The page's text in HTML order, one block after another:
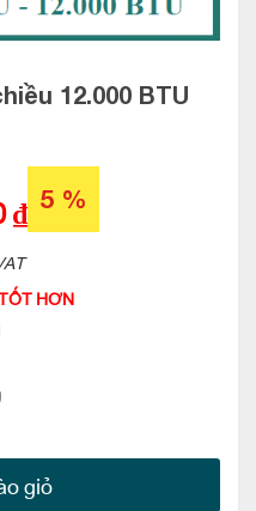
12.000 BTU
₫ 5 %
HƠN
giỏ